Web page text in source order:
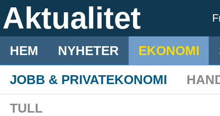
Aktualitet
HEM NYHETER EKONOMI
JOBB & PRIVATEKONOMI
TULL